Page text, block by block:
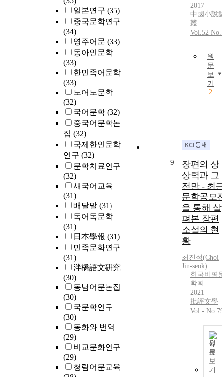
일본연구 (35)
중국문학연구
(34)
영주어문 (33)
동아인문학
(33)
한민족어문학
(33)
노어노문학
(32)
국어문학 (32)
중국어문학논
집 (32)
국제한인문학
연구 (32)
문학치료연구
(32)
새국어교육
(31)
배달말 (31)
독어독문학
(31)
日本學報 (31)
민족문화연구
(31)
泮橋語文硏究
(30)
동남어문논집
(30)
국문학연구
(30)
동화와 번역
(29)
비교문화연구
(29)
청람어문교육
2017
中國小說
叢
Vol.52
원
문
보
기
2
9
장편의 상
상력과 그
전망 - 최
문학공모
을 통해 살
펴본 장편
소설의 현
황
최진석(Choi
Jin-seok)
한국비평
학회
2021
批評文學
Vol.-
원
문
보
기